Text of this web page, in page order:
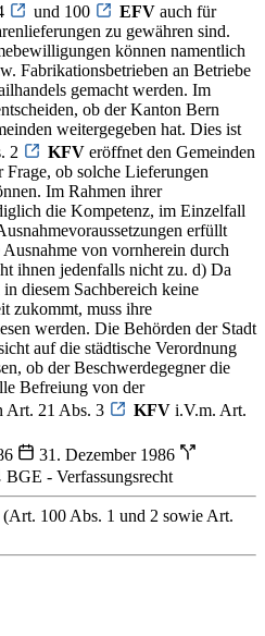
und 100 EFV auch für
zu gewähren sind.
können namentlich
Fabrikationsbetrieben an Betriebe
gemacht werden. Im
ob der Kanton Bern
weitergegeben hat. Dies ist
2
KFV eröffnet den Gemeinden
ob solche Lieferungen
Im Rahmen ihrer
die Kompetenz, im Einzelfall
erfüllt
von vornherein durch
ihnen jedenfalls nicht zu. d) Da
diesem Sachbereich keine
zukommt, muss ihre
werden. Die Behörden der Stadt
auf die städtische Verordnung
ob der Beschwerdegegner die
Befreiung von der
Art. 21 Abs. 3
KFV i.V.m. Art.
31. Dezember 1986
BGE - Verfassungsrecht
(Art. 100 Abs. 1 und 2 sowie Art.